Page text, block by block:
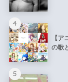
4
【
の歌
5